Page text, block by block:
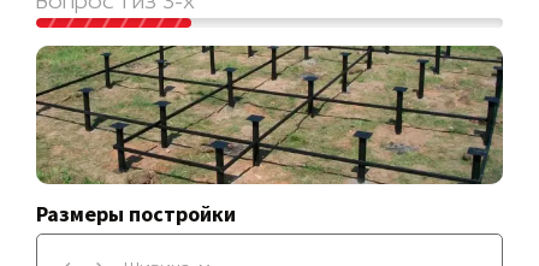
Размеры постройки